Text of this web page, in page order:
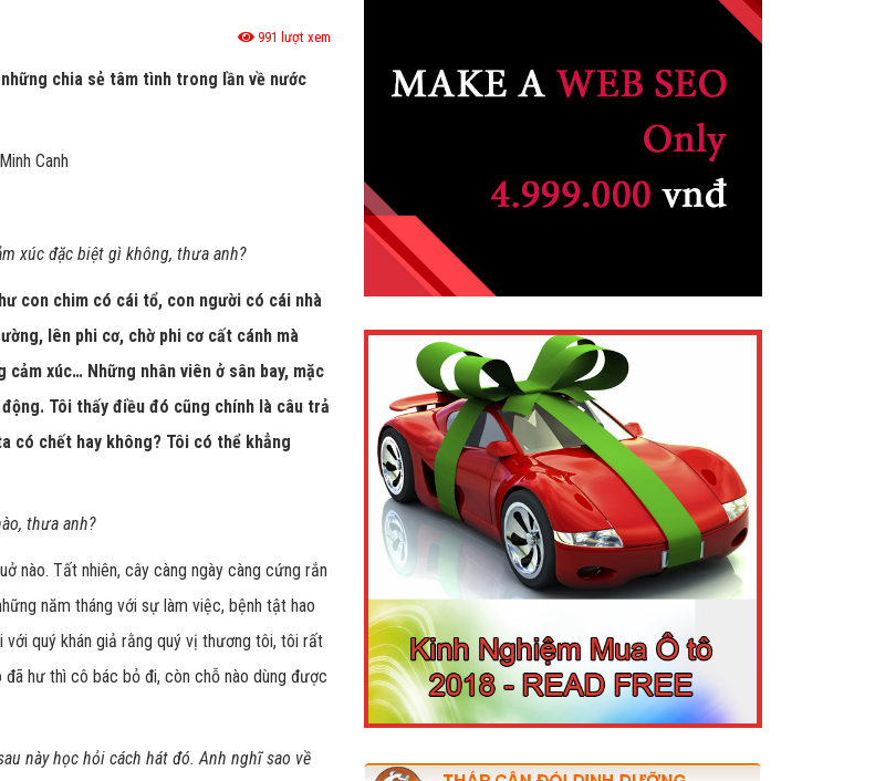
991 lượt xem
chia sẻ tâm tình trong lần về nước
xúc đặc biệt gì không, thưa anh?
con chim có cái tổ, con người có cái nhà
lên phi cơ, chờ phi cơ cất cánh mà
xúc… Những nhân viên ở sân bay, mặc
Tôi thấy điều đó cũng chính là câu trả
có chết hay không? Tôi có thể khẳng
thưa anh?
nào. Tất nhiên, cây càng ngày càng cứng rắn
năm tháng với sự làm việc, bệnh tật hao
quý khán giả rằng quý vị thương tôi, tôi rất
hư thì cô bác bỏ đi, còn chỗ nào dùng được
này học hỏi cách hát đó. Anh nghĩ sao về